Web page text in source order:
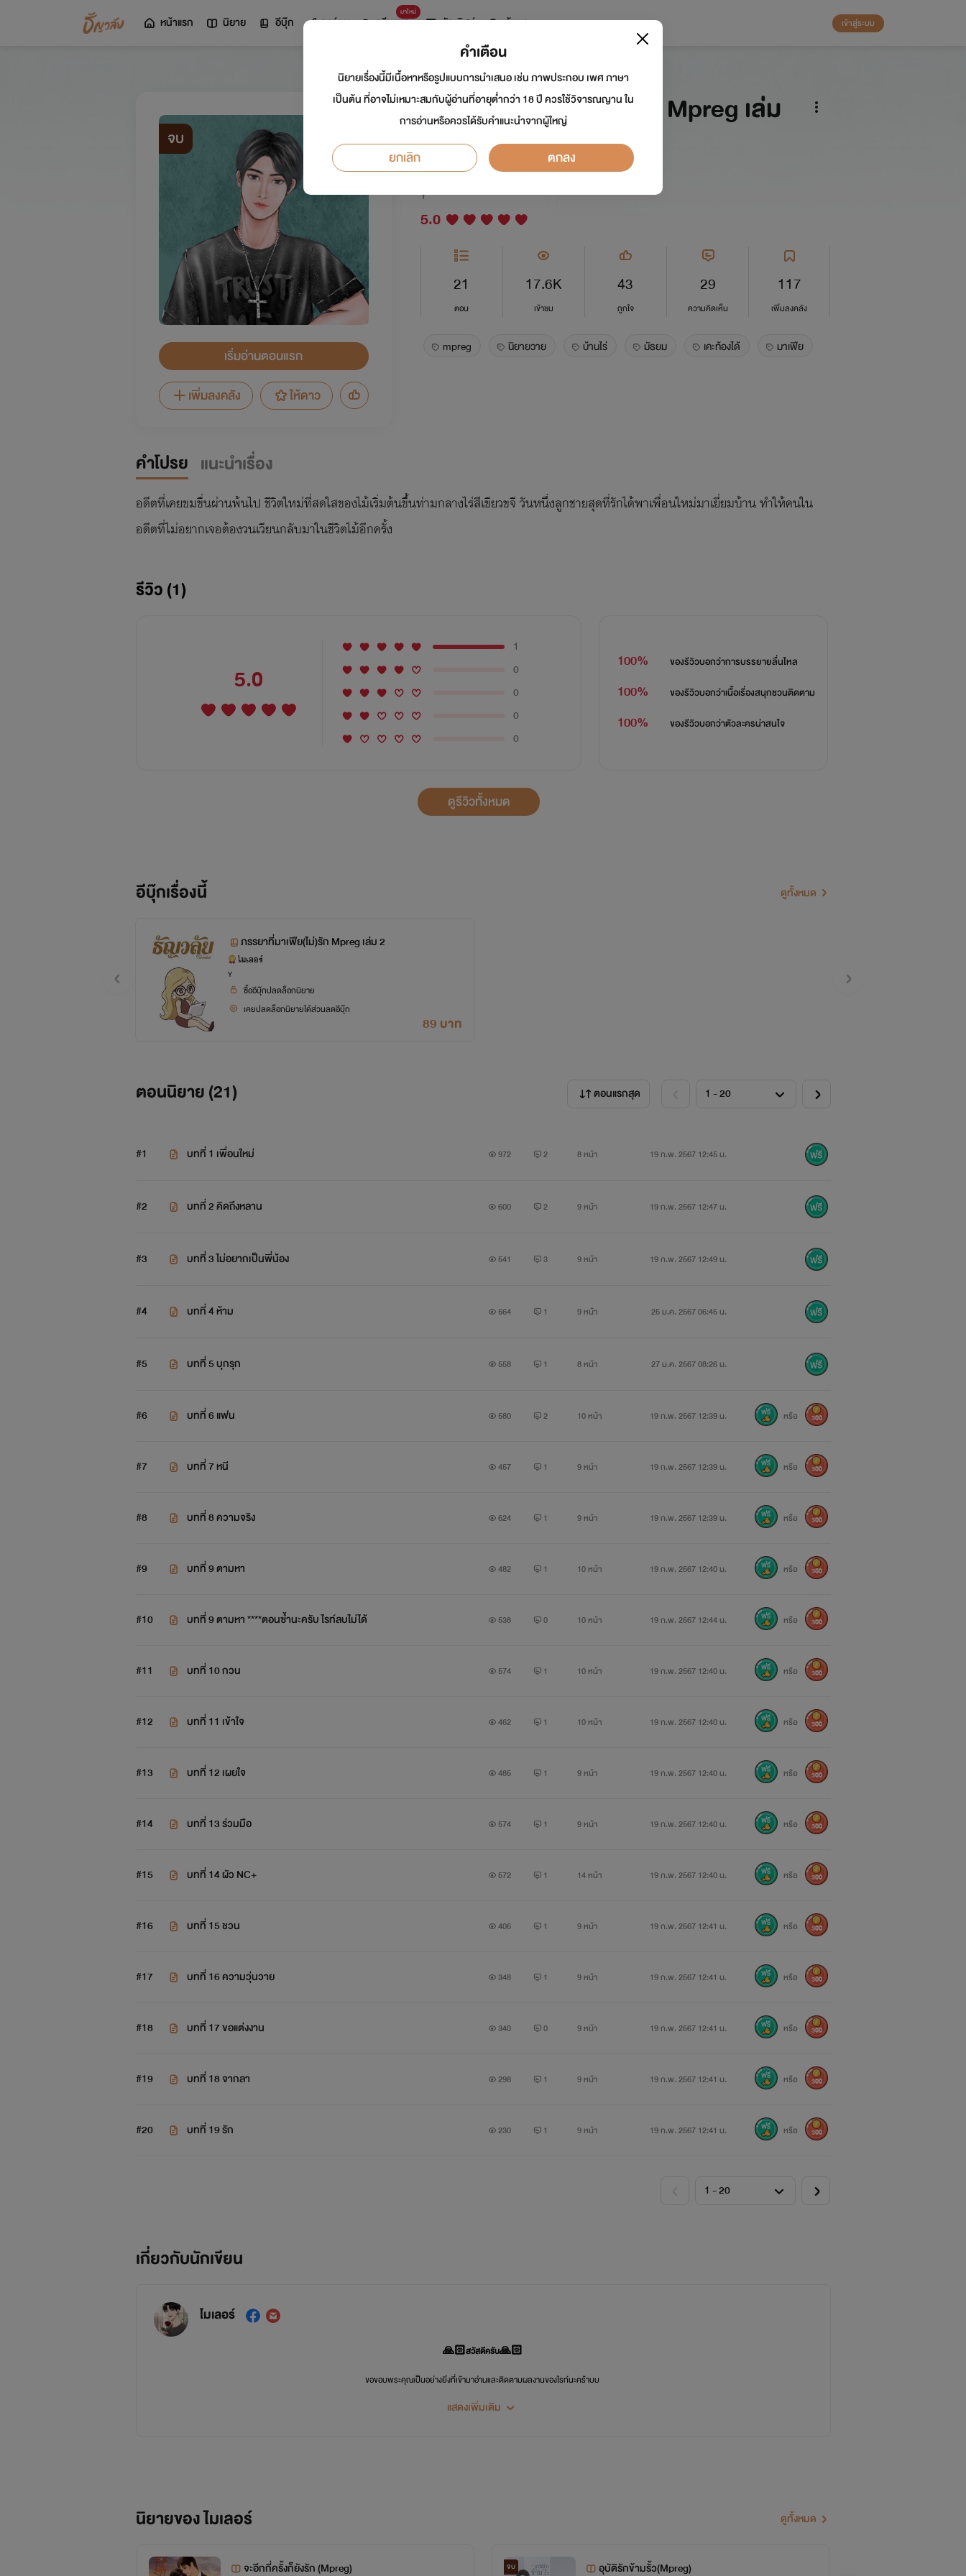
หน้าแรก นิยาย อีบุ๊ก การ์ตูน
มาใหม่
ดรีมแชท ธัญลิสต์ ค้นหา เข้าสู่ระบบ
จบ
เริ่มอ่านตอนแรก
เพิ่มลงคลัง
ให้ดาว
ภรรยาที่มาเฟีย(ไม่)รัก Mpreg เล่ม
2
นักเขียน:ไมเลอร์
Y
5.0
21
ตอน
17.6K
เข้าชม
43
ถูกใจ
29
ความคิดเห็น
117
เพิ่มลงคลัง
mpreg นิยายวาย บ้านไร่ มัธยม เคะท้องได้ มาเฟีย
คำโปรย แนะนำเรื่อง
อดีตที่เคยขมขื่นผ่านพ้นไป ชีวิตใหม่ที่สดใสของไม้เริ่มต้นขึ้นท่ามกลางไร่สีเขียวขจี วันหนึ่งลูกชายสุดที่รักได้พาเพื่อนใหม่มาเยี่ยมบ้าน ทำให้คนใน
อดีตที่ไม่อยากเจอต้องวนเวียนกลับมาในชีวิตไม้อีกครั้ง
รีวิว (1)
5.0
1
0
0
0
0
100% ของรีวิวบอกว่าการบรรยายลื่นไหล
100% ของรีวิวบอกว่าเนื้อเรื่องสนุกชวนติดตาม
100% ของรีวิวบอกว่าตัวละครน่าสนใจ
ดูรีวิวทั้งหมด
อีบุ๊กเรื่องนี้ ดูทั้งหมด
ภรรยาที่มาเฟีย(ไม่)รัก Mpreg เล่ม 2
ไมเลอร์
Y
ซื้ออีบุ๊กปลดล็อกนิยาย
เคยปลดล็อกนิยายได้ส่วนลดอีบุ๊ก
89 บาท
ตอนนิยาย (21) ตอนแรกสุด
#1 บทที่ 1 เพื่อนใหม่ 972 2 8 หน้า 19 ก.พ. 2567 12:45 น.
#2 บทที่ 2 คิดถึงหลาน 600 2 9 หน้า 19 ก.พ. 2567 12:47 น.
#3 บทที่ 3 ไม่อยากเป็นพี่น้อง 541 3 9 หน้า 19 ก.พ. 2567 12:49 น.
#4 บทที่ 4 ห้าม 564 1 9 หน้า 25 ม.ค. 2567 06:45 น.
#5 บทที่ 5 บุกรุก 558 1 8 หน้า 27 ม.ค. 2567 08:26 น.
#6 บทที่ 6 แฟน 580 2 10 หน้า 19 ก.พ. 2567 12:39 น. หรือ 300
#7 บทที่ 7 หนี 457 1 9 หน้า 19 ก.พ. 2567 12:39 น. หรือ 300
#8 บทที่ 8 ความจริง 624 1 9 หน้า 19 ก.พ. 2567 12:39 น. หรือ 300
#9 บทที่ 9 ตามหา 482 1 10 หน้า 19 ก.พ. 2567 12:40 น. หรือ 300
#10 บทที่ 9 ตามหา ****ตอนซ้ำนะครับ ไรท์ลบไม่ได้ 538 0 10 หน้า 19 ก.พ. 2567 12:44 น. หรือ 300
#11 บทที่ 10 กวน 574 1 10 หน้า 19 ก.พ. 2567 12:40 น. หรือ 300
#12 บทที่ 11 เข้าใจ 462 1 10 หน้า 19 ก.พ. 2567 12:40 น. หรือ 300
#13 บทที่ 12 เผยใจ 485 1 9 หน้า 19 ก.พ. 2567 12:40 น. หรือ 300
#14 บทที่ 13 ร่วมมือ 574 1 9 หน้า 19 ก.พ. 2567 12:40 น. หรือ 300
#15 บทที่ 14 ผัว NC+ 572 1 14 หน้า 19 ก.พ. 2567 12:40 น. หรือ 300
#16 บทที่ 15 ชวน 406 1 9 หน้า 19 ก.พ. 2567 12:41 น. หรือ 300
#17 บทที่ 16 ความวุ่นวาย 348 1 9 หน้า 19 ก.พ. 2567 12:41 น. หรือ 300
#18 บทที่ 17 ขอแต่งงาน 340 0 9 หน้า 19 ก.พ. 2567 12:41 น. หรือ 300
#19 บทที่ 18 จากลา 298 1 9 หน้า 19 ก.พ. 2567 12:41 น. หรือ 300
#20 บทที่ 19 รัก 230 1 9 หน้า 19 ก.พ. 2567 12:41 น. หรือ 300
เกี่ยวกับนักเขียน
ไมเลอร์
🙏🏻สวัสดีครับ🙏🏻
ขอขอบพระคุณเป็นอย่างยิ่งที่เข้ามาอ่านและติดตามผลงานของไรท์นะคร้าบบ
❤️❤️❤️❤️❤️❤️
แสดงเพิ่มเติม
นิยายของ ไมเลอร์ ดูทั้งหมด
จะอีกกี่ครั้งก็ยังรัก (Mpreg) จบ อุบัติรักข้ามรั้ว(Mpreg)
คำเตือน
นิยายเรื่องนี้มีเนื้อหาหรือรูปแบบการนำเสนอ เช่น ภาพประกอบ เพศ ภาษา
เป็นต้น ที่อาจไม่เหมาะสมกับผู้อ่านที่อายุต่ำกว่า 18 ปี ควรใช้วิจารณญาน ใน
การอ่านหรือควรได้รับคำแนะนำจากผู้ใหญ่
ยกเลิก ตกลง